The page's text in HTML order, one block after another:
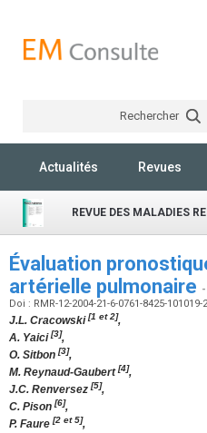
Rechercher
Actualités Revues
REVUE DES MALADIES
Évaluation
artérielle pulmonaire
Doi : RMR-12-2004-21-6-0761-8425-101019-
J.L. Cracowski[1 et 2],
A. Yaici[3],
O. Sitbon [3],
M. Reynaud-Gaubert[4],
J.C. Renversez [5],
C. Pison [6],
P. Faure [2 et 5],